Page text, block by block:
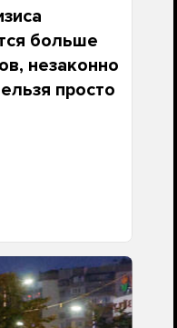
больше
незаконно
просто